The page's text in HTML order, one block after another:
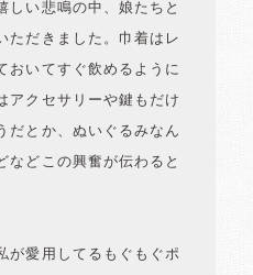
しい悲鳴の中、娘たちと
ただきました。巾着はレ
おいてすぐ飲めるように
アクセサリーや鍵もだけ
だとか、ぬいぐるみなん
などこの興奮が伝わると
が愛用してるもぐもぐポ